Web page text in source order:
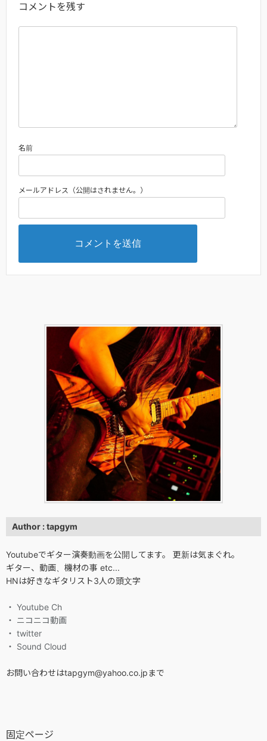
コメントを残す
名前
メールアドレス（公開はされません。）
Author : tapgym
Youtubeでギター演奏動画を公開してます。 更新は気まぐれ。
ギター、動画、機材の事 etc...
HNは好きなギタリスト3人の頭文字
・ Youtube Ch
・ ニコニコ動画
・ twitter
・ Sound Cloud
お問い合わせはtapgym@yahoo.co.jpまで
固定ページ